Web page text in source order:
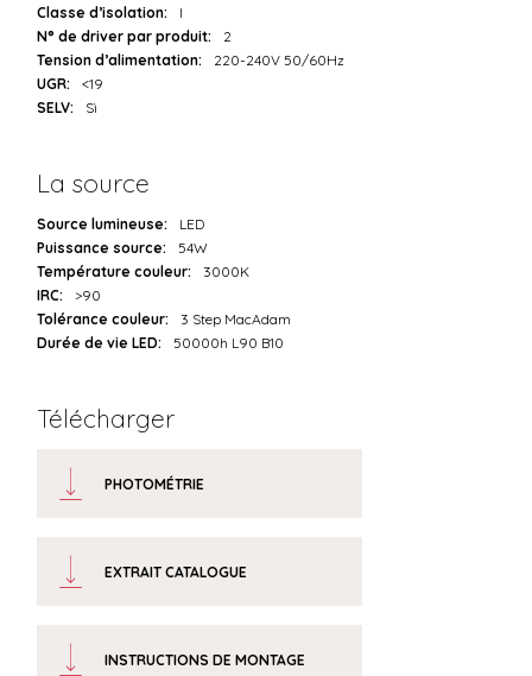
Classe d’isolation:
I
N° de driver par produit:
2
Tension d’alimentation:
220-240V 50/60Hz
UGR:
<19
SELV:
Sì
La source
Source lumineuse:
LED
Puissance source:
54W
Température couleur:
3000K
IRC:
>90
Tolérance couleur:
3 Step MacAdam
Durée de vie LED:
50000h L90 B10
Télécharger
PHOTOMÉTRIE
EXTRAIT CATALOGUE
INSTRUCTIONS DE MONTAGE